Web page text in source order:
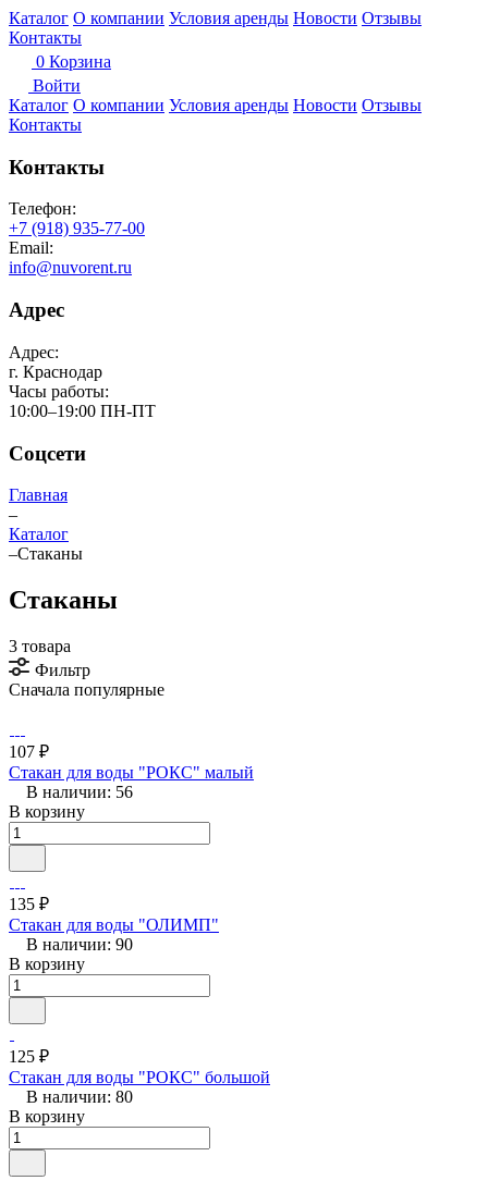
Каталог О компании Условия аренды Новости Отзывы
Контакты
0 Корзина
Войти
Каталог О компании Условия аренды Новости Отзывы
Контакты
Контакты
Телефон:
+7 (918) 935-77-00
Email:
info@nuvorent.ru
Адрес
Адрес:
г. Краснодар
Часы работы:
10:00–19:00 ПН-ПТ
Соцсети
Главная
–
Каталог
–Стаканы
Стаканы
3 товара
Фильтр
Сначала популярные
107 ₽
Стакан для воды "РОКС" малый
В наличии: 56
В корзину
135 ₽
Стакан для воды "ОЛИМП"
В наличии: 90
В корзину
125 ₽
Стакан для воды "РОКС" большой
В наличии: 80
В корзину